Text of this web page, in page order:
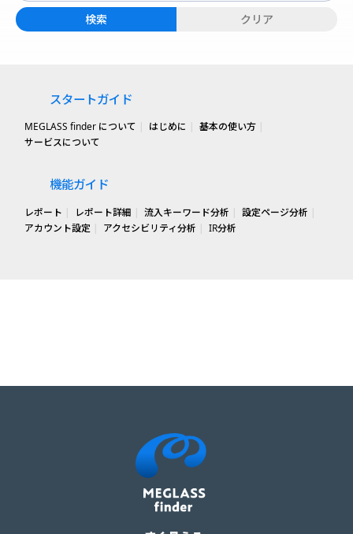
スタートガイド
MEGLASS finder について はじめに
基本の使い方
サービスについて
機能ガイド
レポート レポート詳細 流入キーワード分析
設定ページ分析
アカウント設定
アクセシビリティ分析 IR分析